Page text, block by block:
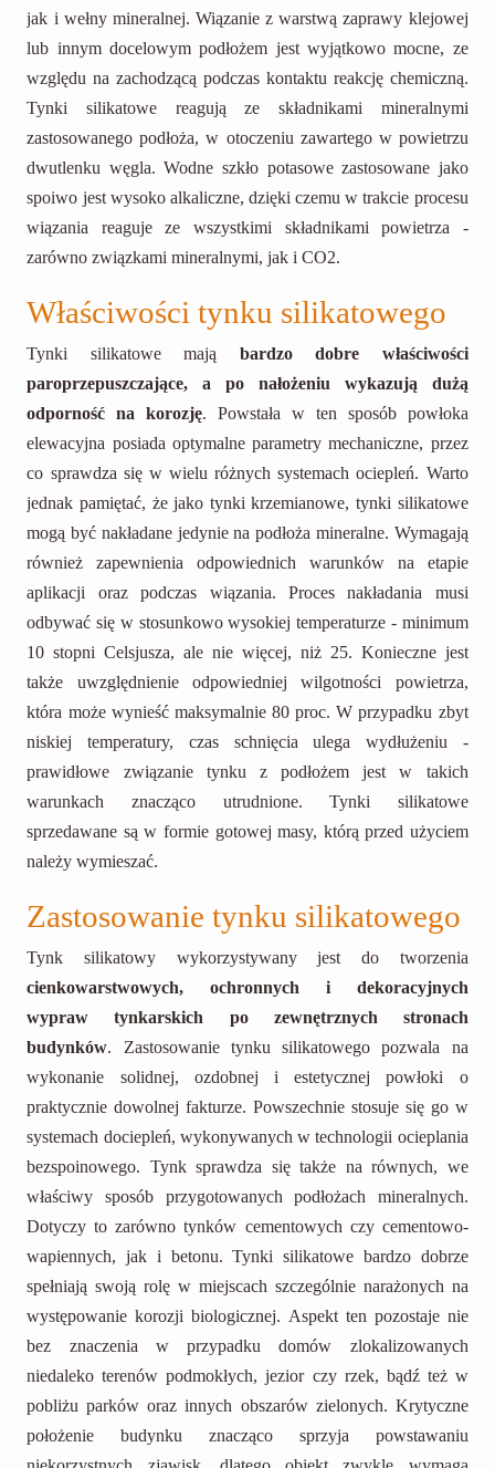
jak i wełny mineralnej. Wiązanie z warstwą zaprawy klejowej
lub innym docelowym podłożem jest wyjątkowo mocne, ze
względu na zachodzącą podczas kontaktu reakcję chemiczną.
Tynki silikatowe reagują ze składnikami mineralnymi
zastosowanego podłoża, w otoczeniu zawartego w powietrzu
dwutlenku węgla. Wodne szkło potasowe zastosowane jako
spoiwo jest wysoko alkaliczne, dzięki czemu w trakcie procesu
wiązania reaguje ze wszystkimi składnikami powietrza -
zarówno związkami mineralnymi, jak i CO2.
Właściwości tynku silikatowego
Tynki silikatowe mają bardzo dobre właściwości
paroprzepuszczające, a po nałożeniu wykazują dużą
odporność na korozję. Powstała w ten sposób powłoka
elewacyjna posiada optymalne parametry mechaniczne, przez
co sprawdza się w wielu różnych systemach ociepleń. Warto
jednak pamiętać, że jako tynki krzemianowe, tynki silikatowe
mogą być nakładane jedynie na podłoża mineralne. Wymagają
również zapewnienia odpowiednich warunków na etapie
aplikacji oraz podczas wiązania. Proces nakładania musi
odbywać się w stosunkowo wysokiej temperaturze - minimum
10 stopni Celsjusza, ale nie więcej, niż 25. Konieczne jest
także uwzględnienie odpowiedniej wilgotności powietrza,
która może wynieść maksymalnie 80 proc. W przypadku zbyt
niskiej temperatury, czas schnięcia ulega wydłużeniu -
prawidłowe związanie tynku z podłożem jest w takich
warunkach znacząco utrudnione. Tynki silikatowe
sprzedawane są w formie gotowej masy, którą przed użyciem
należy wymieszać.
Zastosowanie tynku silikatowego
Tynk silikatowy wykorzystywany jest do tworzenia
cienkowarstwowych, ochronnych i dekoracyjnych
wypraw tynkarskich po zewnętrznych stronach
budynków. Zastosowanie tynku silikatowego pozwala na
wykonanie solidnej, ozdobnej i estetycznej powłoki o
praktycznie dowolnej fakturze. Powszechnie stosuje się go w
systemach dociepleń, wykonywanych w technologii ocieplania
bezspoinowego. Tynk sprawdza się także na równych, we
właściwy sposób przygotowanych podłożach mineralnych.
Dotyczy to zarówno tynków cementowych czy cementowo-
wapiennych, jak i betonu. Tynki silikatowe bardzo dobrze
spełniają swoją rolę w miejscach szczególnie narażonych na
występowanie korozji biologicznej. Aspekt ten pozostaje nie
bez znaczenia w przypadku domów zlokalizowanych
niedaleko terenów podmokłych, jezior czy rzek, bądź też w
pobliżu parków oraz innych obszarów zielonych. Krytyczne
położenie budynku znacząco sprzyja powstawaniu